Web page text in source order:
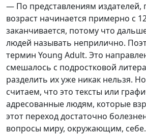
— По представлениям издателей,
возраст начинается примерно с
заканчивается, потому что
людей называть неприлично.
термин Young Adult. Это
смешалось с подростковой
разделить их уже никак нельзя.
считаем, что это тексты или
адресованные людям, которые
этот переход достаточно
вопросы миру, окружающим, себе.